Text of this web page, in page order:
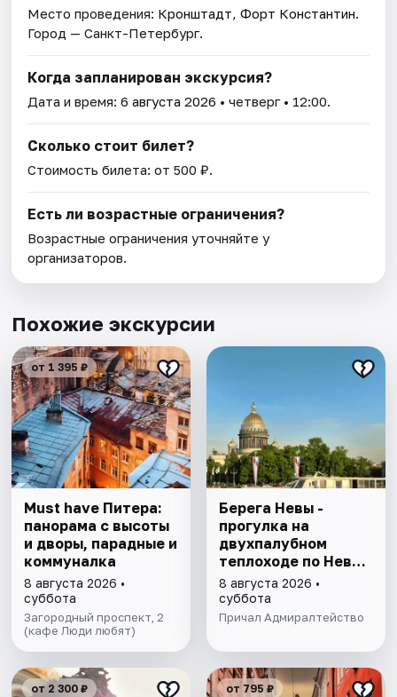
Место проведения: Кронштадт, Форт Константин.
Город — Санкт-Петербург.
Когда запланирован экскурсия?
Дата и время:6 августа 2026 • четверг • 12:00.
Сколько стоит билет?
Стоимость билета: от 500 ₽.
Есть ли возрастные ограничения?
Возрастные ограничения уточняйте у
организаторов.
Похожие экскурсии
от 1 395 ₽
Must have Питера:
панорама с высоты
и дворы, парадные и
коммуналка
8 августа 2026 •
суббота
Загородный проспект, 2
(кафе Люди любят)
Берега Невы -
прогулка на
двухпалубном
теплоходе по Неве
с подходом к
Финскому заливу
8 августа 2026 •
суббота
Причал Адмиралтейство
от 2 300 ₽ от 795 ₽